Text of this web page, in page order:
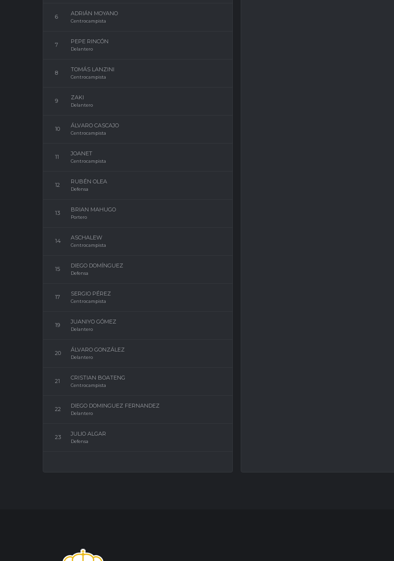
6 ADRIÁN MOYANO
Centrocampista
7 PEPE RINCÓN
Delantero
8 TOMÁS LANZINI
Centrocampista
9 ZAKI
Delantero
10 ÁLVARO CASCAJO
Centrocampista
11 JOANET
Centrocampista
12 RUBÉN OLEA
Defensa
13 BRIAN MAHUGO
Portero
14 ASCHALEW
Centrocampista
15 DIEGO DOMÍNGUEZ
Defensa
17 SERGIO PÉREZ
Centrocampista
19 JUANIYO GÓMEZ
Delantero
20 ÁLVARO GONZÁLEZ
Delantero
21 CRISTIAN BOATENG
Centrocampista
22 DIEGO DOMINGUEZ FERNANDEZ
Delantero
23 JULIO ALGAR
Defensa